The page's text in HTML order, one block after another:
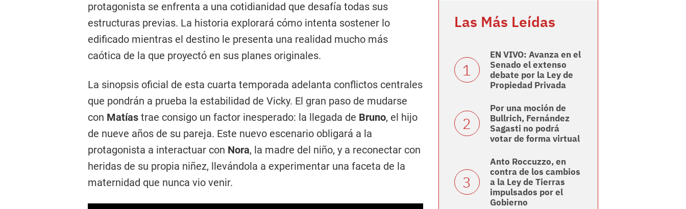
protagonista se enfrenta a una cotidianidad que desafía todas sus
estructuras previas. La historia explorará cómo intenta sostener lo
edificado mientras el destino le presenta una realidad mucho más
caótica de la que proyectó en sus planes originales.
La sinopsis oficial de esta cuarta temporada adelanta conflictos centrales
que pondrán a prueba la estabilidad de Vicky. El gran paso de mudarse
con Matías trae consigo un factor inesperado: la llegada de Bruno, el hijo
de nueve años de su pareja. Este nuevo escenario obligará a la
protagonista a interactuar con Nora, la madre del niño, y a reconectar con
heridas de su propia niñez, llevándola a experimentar una faceta de la
maternidad que nunca vio venir.
Las Más Leídas
EN VIVO: Avanza en el
Senado el extenso
debate por la Ley de
Propiedad Privada
Por una moción de
Bullrich, Fernández
Sagasti no podrá
votar de forma virtual
Anto Roccuzzo, en
contra de los cambios
a la Ley de Tierras
impulsados por el
Gobierno